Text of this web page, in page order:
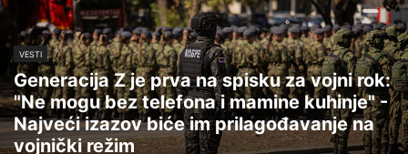
VESTI
Generacija Z je prva na spisku za vojni rok:
"Ne mogu bez telefona i mamine kuhinje" -
Najveći izazov biće im prilagođavanje na
vojnički režim